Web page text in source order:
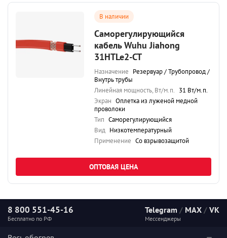
В наличии
Саморегулирующийся
кабель Wuhu Jiahong
31HTLe2-CT
Назначение Резервуар / Трубопровод /
Внутрь трубы
Линейная мощность, Вт/м.п. 31 Вт/м.п.
Экран Оплетка из луженой медной
проволоки
Тип Саморегулирующийся
Вид Низкотемпературный
Применение Со взрывозащитой
ОПТОВАЯ ЦЕНА
8 800 551-45-16
Бесплатно по РФ
Telegram / MAX / VK
Мессенджеры